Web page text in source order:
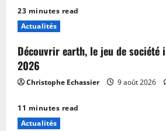
23 minutes read
Actualités
Découvrir earth, le jeu de société
2026
Christophe Echassier 9 août 2026
11 minutes read
Actualités